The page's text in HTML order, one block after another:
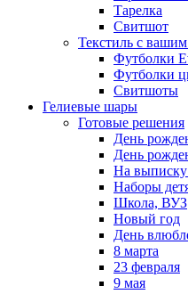
Тарелка
Свитшот
Текстиль с
Футболки
Футболки
Свитшоты
Гелиевые шары
Готовые решения
День
День
На выписку
Наборы
Школа, ВУЗ
Новый год
День
8 марта
23 февраля
9 мая